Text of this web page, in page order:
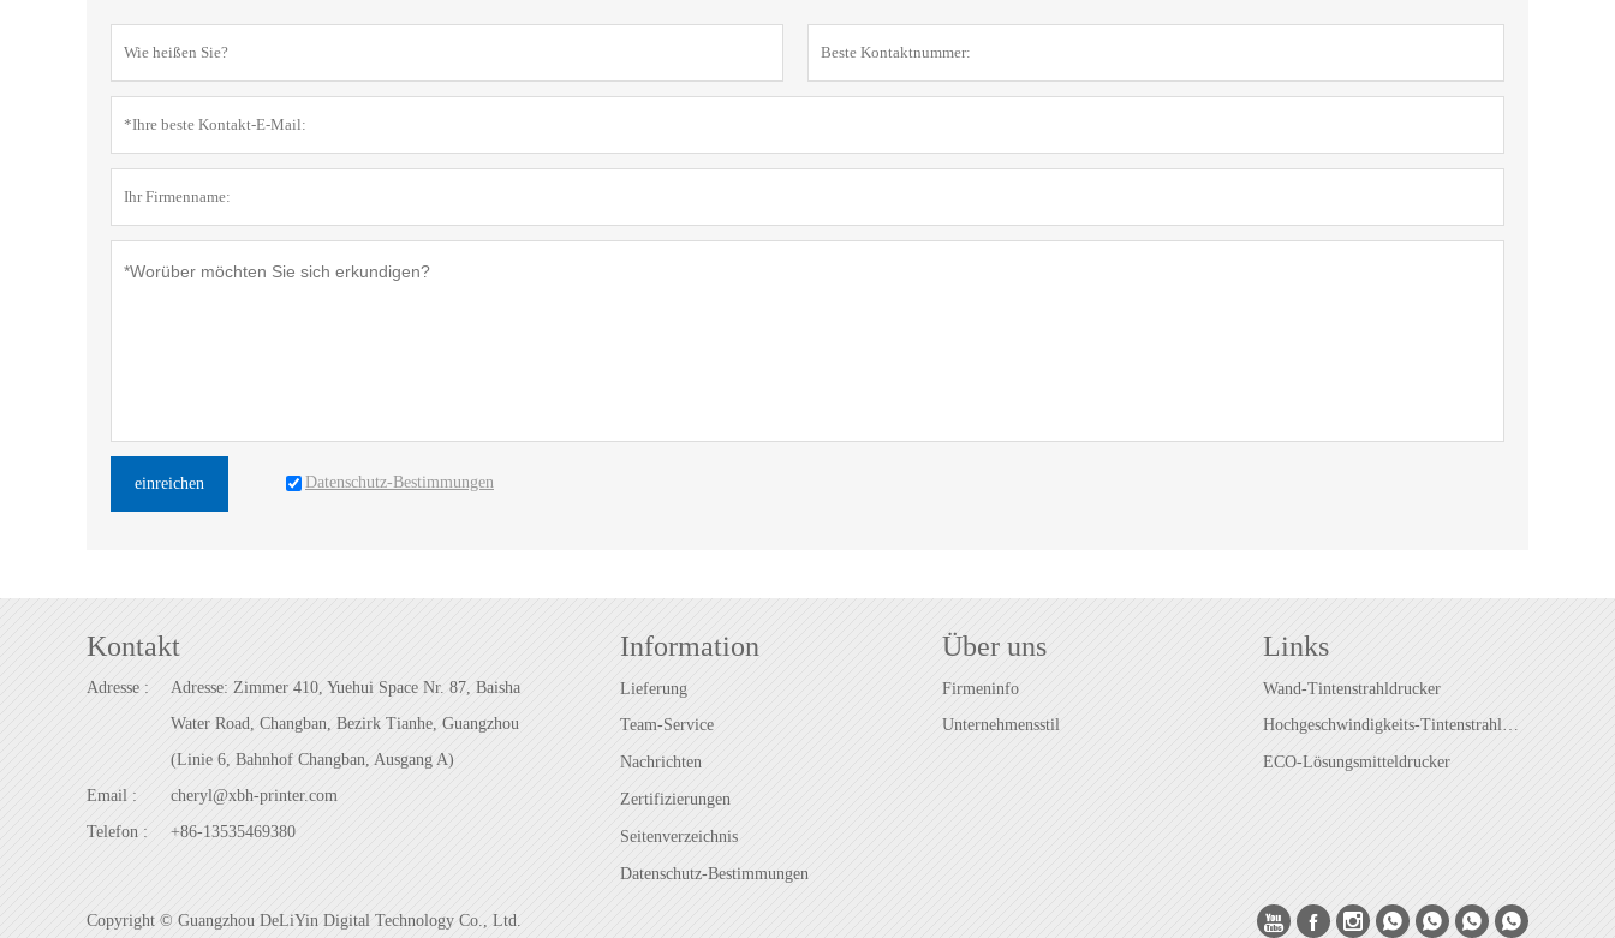
einreichen Datenschutz-Bestimmungen
Kontakt
Adresse :
Adresse: Zimmer 410, Yuehui Space Nr. 87, Baisha
Water Road, Changban, Bezirk Tianhe, Guangzhou
(Linie 6, Bahnhof Changban, Ausgang A)
Email :
cheryl@xbh-printer.com
Telefon :
+86-13535469380
Information
Lieferung
Team-Service
Nachrichten
Zertifizierungen
Seitenverzeichnis
Datenschutz-Bestimmungen
Über uns
Firmeninfo
Unternehmensstil
Links
Wand-Tintenstrahldrucker
Hochgeschwindigkeits-Tintenstrahldrucker
ECO-Lösungsmitteldrucker
Copyright © Guangzhou DeLiYin Digital Technology Co., Ltd.       